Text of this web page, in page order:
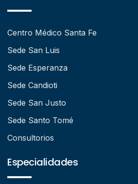
Centro Médico Santa Fe
Sede San Luis
Sede Esperanza
Sede Candioti
Sede San Justo
Sede Santo Tomé
Consultorios
Especialidades